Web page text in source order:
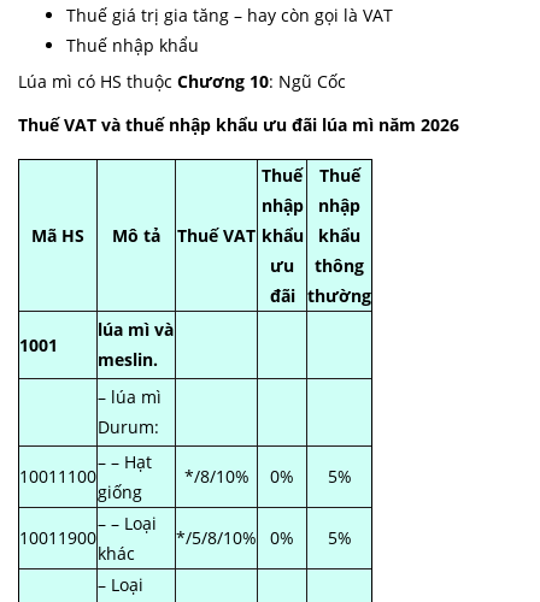
Thuế giá trị gia tăng – hay còn gọi là VAT
Thuế nhập khẩu
Lúa mì có HS thuộc Chương 10: Ngũ Cốc
Thuế VAT và thuế nhập khẩu ưu đãi lúa mì năm 2026
Mã HS Mô tả Thuế VAT
Thuế
nhập
khẩu
ưu
đãi
Thuế
nhập
khẩu
thông
thường
1001
lúa mì và
meslin.
– lúa mì
Durum:
10011100
– – Hạt
giống
*/8/10% 0% 5%
10011900
– – Loại
khác
*/5/8/10% 0% 5%
– Loại